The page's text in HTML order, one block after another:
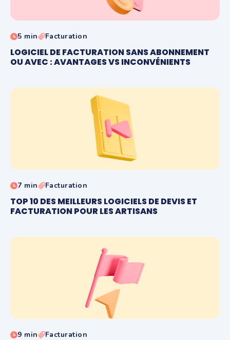
5 min Facturation
LOGICIEL DE FACTURATION SANS ABONNEMENT
OU AVEC : AVANTAGES VS INCONVÉNIENTS
7 min Facturation
TOP 10 DES MEILLEURS LOGICIELS DE DEVIS ET
FACTURATION POUR LES ARTISANS
9 min Facturation